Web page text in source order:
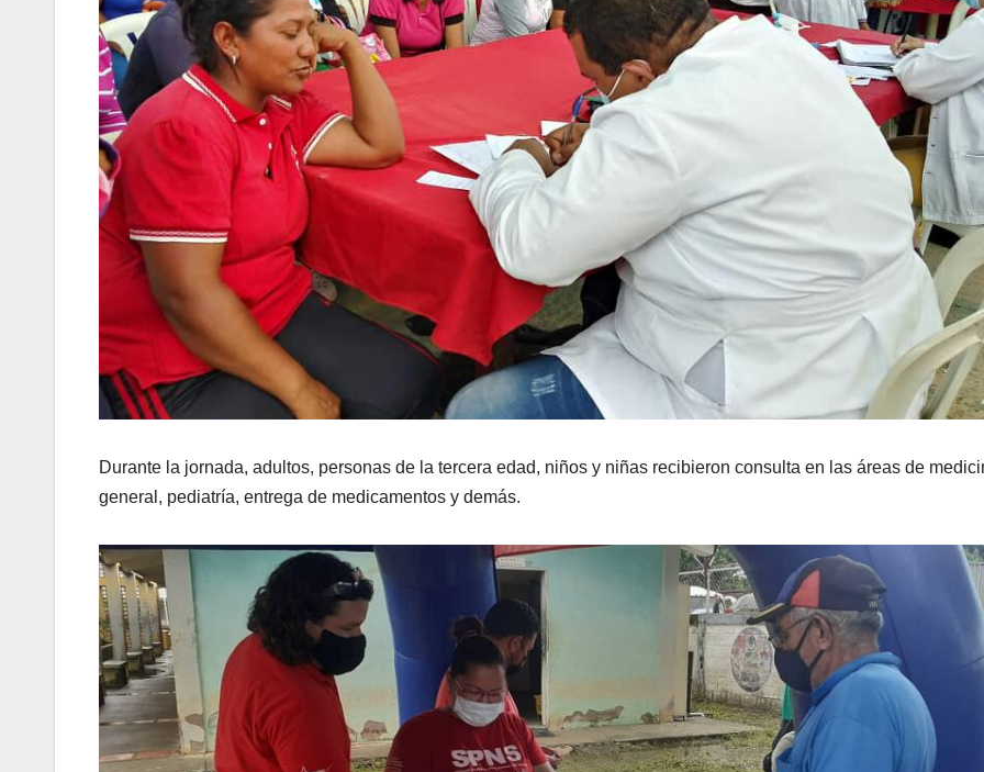
Durante la jornada, adultos, personas de la tercera edad, niños y niñas recibieron consulta en las áreas de
general, pediatría, entrega de medicamentos y demás.